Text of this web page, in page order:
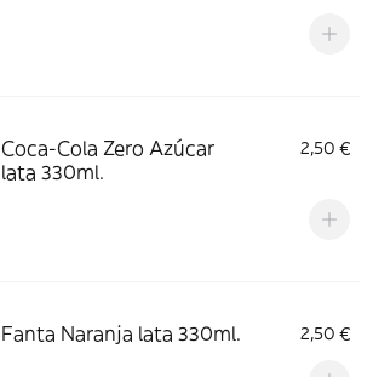
Coca-Cola Zero Azúcar
lata 330ml.
2,50 €
Fanta Naranja lata 330ml. 2,50 €